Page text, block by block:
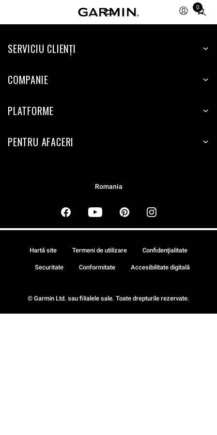
0
Total
items
cart:
SERVICIU CLIENŢI
COMPANIE
PLATFORME
PENTRU AFACERI
Romania
© Garmin Ltd. sau filialele sale. Toate drepturile rezervate.
Hartă site Termeni de utilizare Confidenţialitate
Securitate Conformitate Accesibilitate digitală